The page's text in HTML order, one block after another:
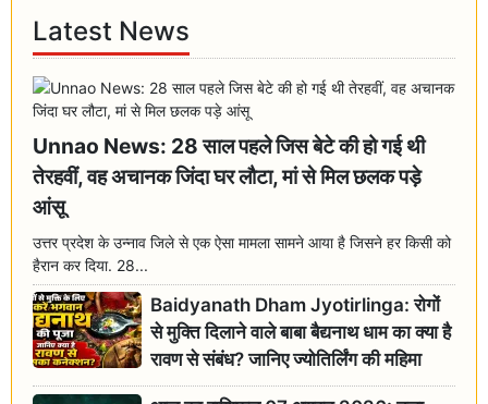
Latest News
Unnao News: 28 साल पहले जिस बेटे की हो गई थी
तेरहवीं, वह अचानक जिंदा घर लौटा, मां से मिल छलक पड़े
आंसू
उत्तर प्रदेश के उन्नाव जिले से एक ऐसा मामला सामने आया है जिसने हर किसी को
हैरान कर दिया. 28...
Baidyanath Dham Jyotirlinga: रोगों
से मुक्ति दिलाने वाले बाबा बैद्यनाथ धाम का क्या है
रावण से संबंध? जानिए ज्योतिर्लिंग की महिमा